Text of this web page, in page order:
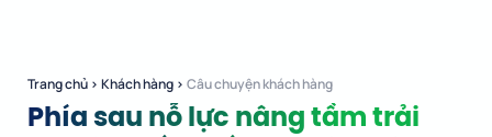
Trang chủ › Khách hàng › Câu chuyện khách hàng
Phía sau nỗ lực nâng tầm trải